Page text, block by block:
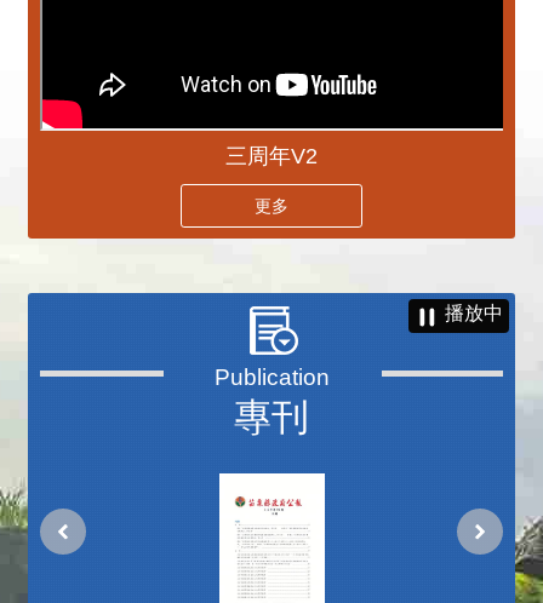
三周年V2
更多
專刊
播放中